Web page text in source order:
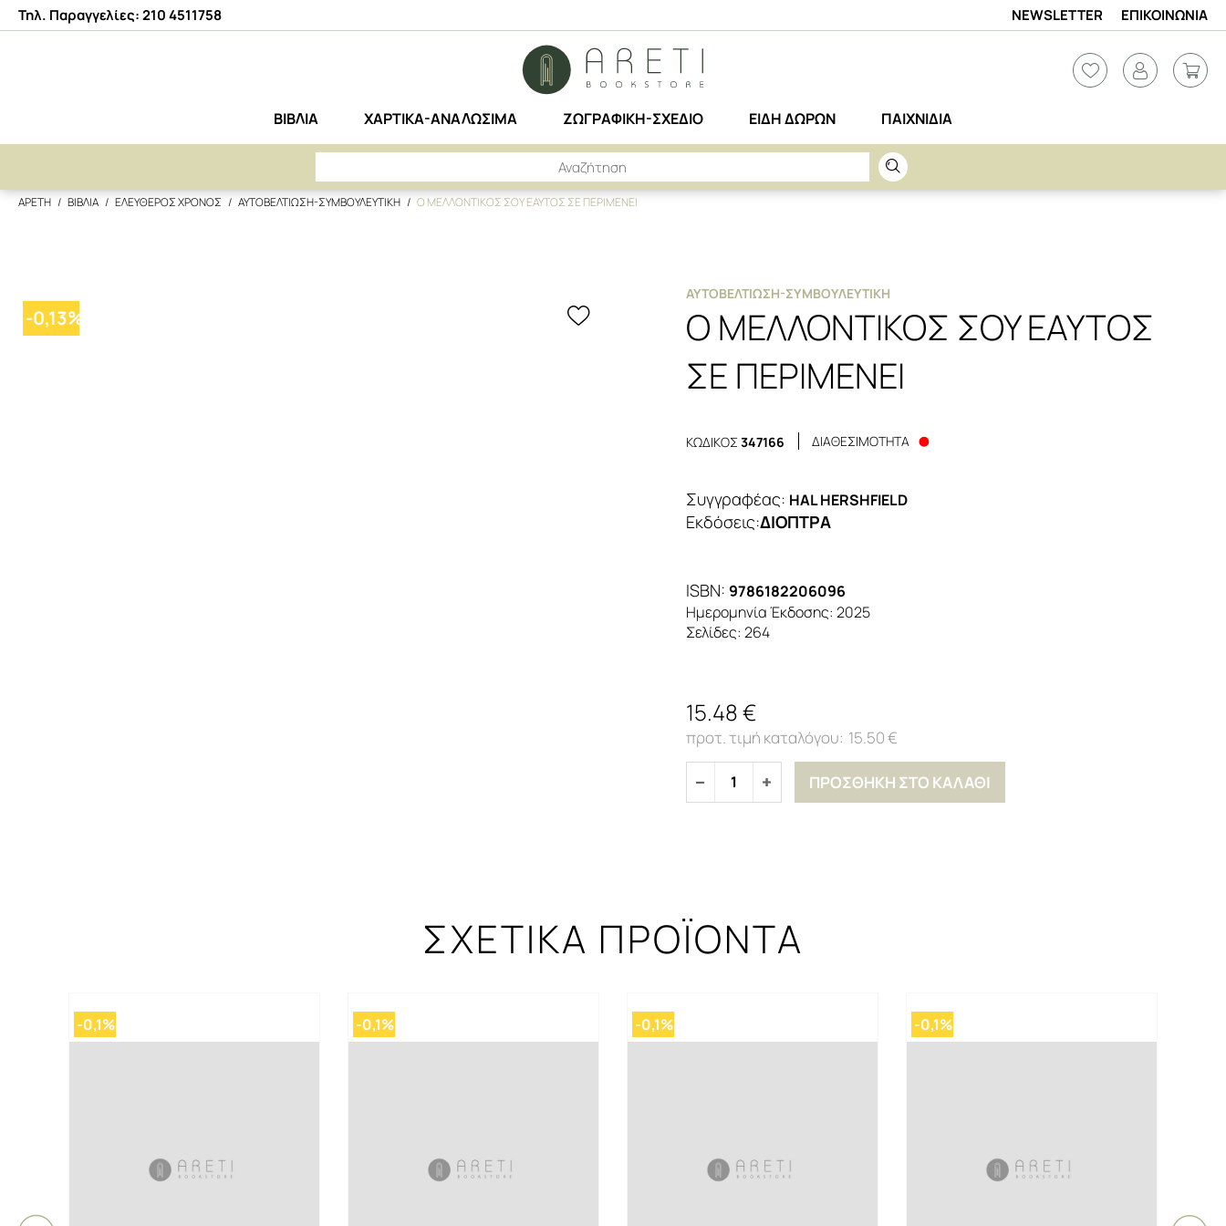
Τηλ. Παραγγελίες: 210 4511758 NEWSLETTER ΕΠΙΚΟΙΝΩΝΙΑ
ΒΙΒΛΙΑ ΧΑΡΤΙΚΑ-ΑΝΑΛΩΣΙΜΑ ΖΩΓΡΑΦΙΚΗ-ΣΧΕΔΙΟ ΕΙΔΗ ΔΩΡΩΝ ΠΑΙΧΝΙΔΙΑ
ΑΡΕΤΗ ΒΙΒΛΙΑ ΕΛΕΥΘΕΡΟΣ ΧΡΟΝΟΣ ΑΥΤΟΒΕΛΤΙΩΣΗ-ΣΥΜΒΟΥΛΕΥΤΙΚΗ Ο ΜΕΛΛΟΝΤΙΚΟΣ ΣΟΥ ΕΑΥΤΟΣ ΣΕ ΠΕΡΙΜΕΝΕΙ
-0,13%
ΑΥΤΟΒΕΛΤΊΩΣΗ-ΣΥΜΒΟΥΛΕΥΤΙΚΉ
Ο ΜΕΛΛΟΝΤΙΚΟΣ ΣΟΥ ΕΑΥΤΟΣ
ΣΕ ΠΕΡΙΜΕΝΕΙ
ΚΩΔΙΚΟΣ347166 ΔΙΑΘΕΣΙΜΟΤΗΤΑ
Συγγραφέας: HAL HERSHFIELD
Εκδόσεις:ΔΙΟΠΤΡΑ
ISBN: 9786182206096
Ημερομηνία Έκδοσης: 2025
Σελίδες: 264
15.48 €
15.50 €
1 ΠΡΟΣΘΗΚΗ ΣΤΟ ΚΑΛΑΘΙ
ΣΧΕΤΙΚΑ ΠΡΟΪΟΝΤΑ
-0,1% -0,1% -0,1% -0,1%